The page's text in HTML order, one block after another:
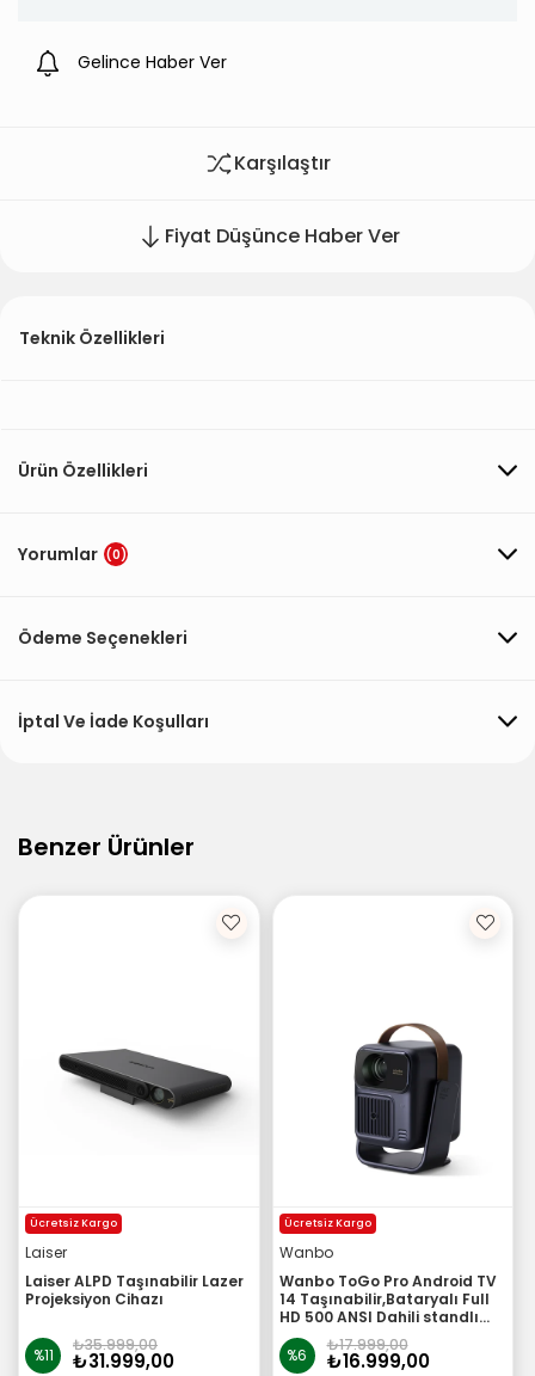
Gelince Haber Ver
Karşılaştır
Fiyat Düşünce Haber Ver
Teknik Özellikleri
Ürün Özellikleri
Yorumlar (0)
Ödeme Seçenekleri
İptal Ve İade Koşulları
Benzer Ürünler
Ücretsiz Kargo
Laiser
Laiser ALPD Taşınabilir Lazer
Projeksiyon Cihazı
%11 ₺31.999,00
₺35.999,00
Ücretsiz Kargo
Wanbo
Wanbo ToGo Pro Android TV
14 Taşınabilir,Bataryalı Full
HD 500 ANSI Dahili standlı
projeksiyon cihazı
%6
₺16.999,00
₺17.999,00